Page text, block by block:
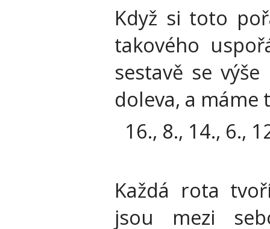
Když si toto
takového
sestavě se
doleva, a máme
16., 8., 14., 6.,
Každá rota
jsou mezi